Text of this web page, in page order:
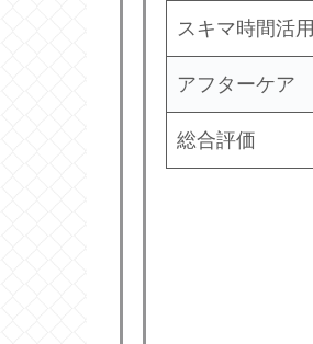
スキマ時間活用
アフターケア
総合評価